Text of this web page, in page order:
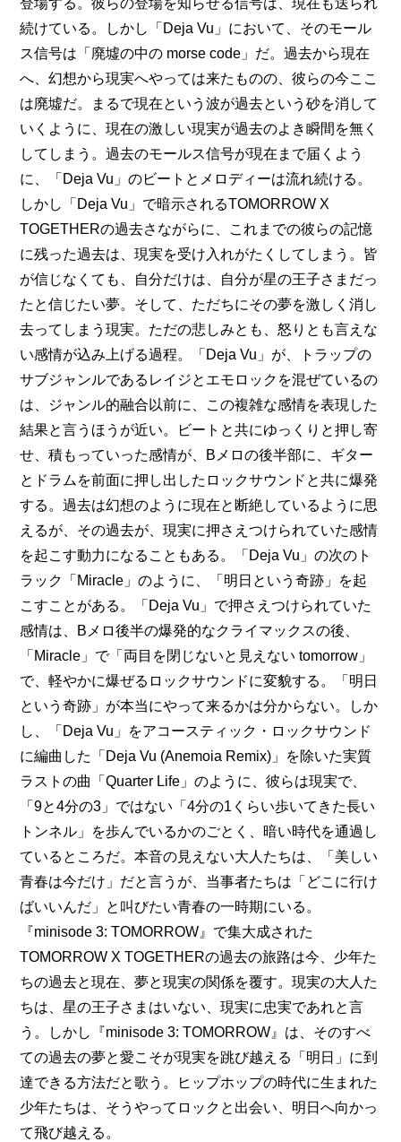
登場する。彼らの登場を知らせる信号は、現在も送られ
続けている。しかし「Deja Vu」において、そのモール
ス信号は「廃墟の中の morse code」だ。過去から現在
へ、幻想から現実へやっては来たものの、彼らの今ここ
は廃墟だ。まるで現在という波が過去という砂を消して
いくように、現在の激しい現実が過去のよき瞬間を無く
してしまう。過去のモールス信号が現在まで届くよう
に、「Deja Vu」のビートとメロディーは流れ続ける。
しかし「Deja Vu」で暗示されるTOMORROW X
TOGETHERの過去さながらに、これまでの彼らの記憶
に残った過去は、現実を受け入れがたくしてしまう。皆
が信じなくても、自分だけは、自分が星の王子さまだっ
たと信じたい夢。そして、ただちにその夢を激しく消し
去ってしまう現実。ただの悲しみとも、怒りとも言えな
い感情が込み上げる過程。「Deja Vu」が、トラップの
サブジャンルであるレイジとエモロックを混ぜているの
は、ジャンル的融合以前に、この複雑な感情を表現した
結果と言うほうが近い。ビートと共にゆっくりと押し寄
せ、積もっていった感情が、Bメロの後半部に、ギター
とドラムを前面に押し出したロックサウンドと共に爆発
する。過去は幻想のように現在と断絶しているように思
えるが、その過去が、現実に押さえつけられていた感情
を起こす動力になることもある。「Deja Vu」の次のト
ラック「Miracle」のように、「明日という奇跡」を起
こすことがある。「Deja Vu」で押さえつけられていた
感情は、Bメロ後半の爆発的なクライマックスの後、
「Miracle」で「両目を閉じないと見えない tomorrow」
で、軽やかに爆ぜるロックサウンドに変貌する。「明日
という奇跡」が本当にやって来るかは分からない。しか
し、「Deja Vu」をアコースティック・ロックサウンド
に編曲した「Deja Vu (Anemoia Remix)」を除いた実質
ラストの曲「Quarter Life」のように、彼らは現実で、
「9と4分の3」ではない「4分の1くらい歩いてきた長い
トンネル」を歩んでいるかのごとく、暗い時代を通過し
ているところだ。本音の見えない大人たちは、「美しい
青春は今だけ」だと言うが、当事者たちは「どこに行け
ばいいんだ」と叫びたい青春の一時期にいる。
『minisode 3: TOMORROW』で集大成された
TOMORROW X TOGETHERの過去の旅路は今、少年た
ちの過去と現在、夢と現実の関係を覆す。現実の大人た
ちは、星の王子さまはいない、現実に忠実であれと言
う。しかし『minisode 3: TOMORROW』は、そのすべ
ての過去の夢と愛こそが現実を跳び越える「明日」に到
達できる方法だと歌う。ヒップホップの時代に生まれた
少年たちは、そうやってロックと出会い、明日へ向かっ
て飛び越える。